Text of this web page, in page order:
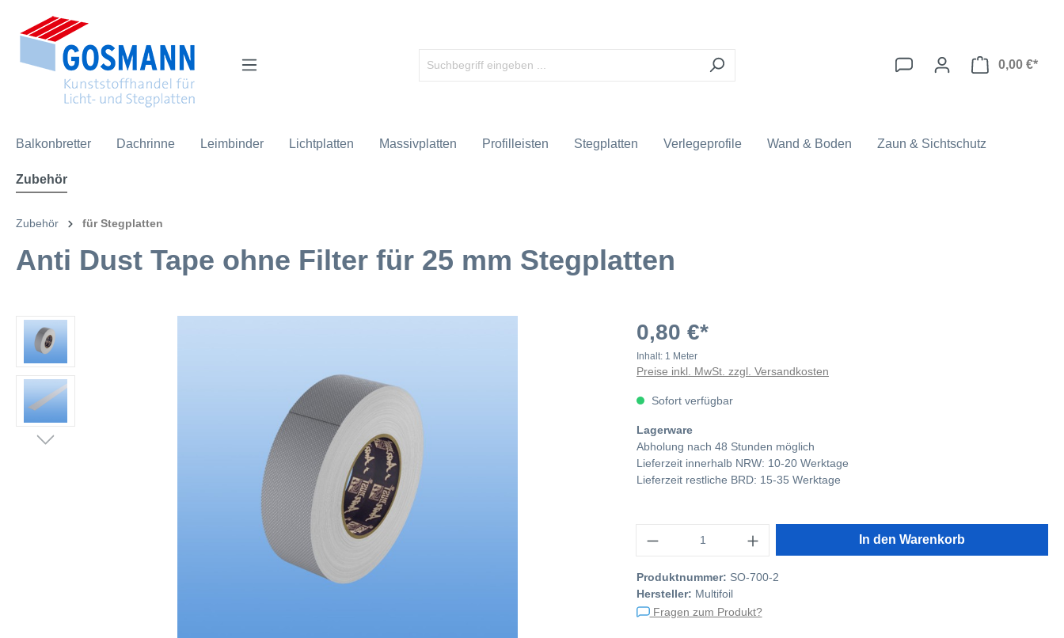
springen
0,00 €*
Balkonbretter Dachrinne Leimbinder Lichtplatten Massivplatten Profilleisten Stegplatten Verlegeprofile Wand & Boden Zaun & Sichtschutz
Zubehör
Zubehör für Stegplatten
Anti Dust Tape ohne Filter für 25 mm Stegplatten
0,80 €*
Inhalt: 1 Meter
Preise inkl. MwSt. zzgl. Versandkosten
Sofort verfügbar
Lagerware
Abholung nach 48 Stunden möglich
Lieferzeit innerhalb NRW: 10-20 Werktage
Lieferzeit restliche BRD: 15-35 Werktage
In den Warenkorb
Produktnummer: SO-700-2
Hersteller: Multifoil
Fragen zum Produkt?